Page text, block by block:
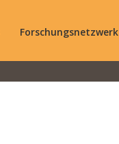
Forschungsnetzwerk